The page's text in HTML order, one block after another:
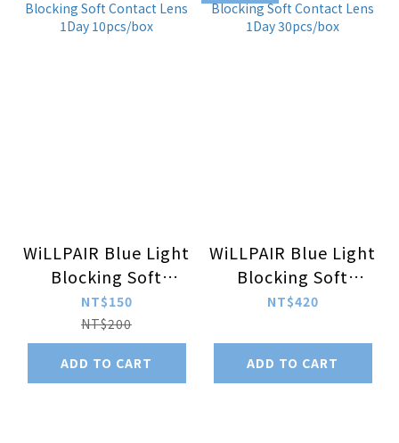
WiLLPAIR Blue Light
Blocking Soft
Contact Lens 1Day
10pcs/box
NT$150
NT$200
ADD TO CART
WiLLPAIR Blue Light
Blocking Soft
Contact Lens 1Day
NT$420
ADD TO CART